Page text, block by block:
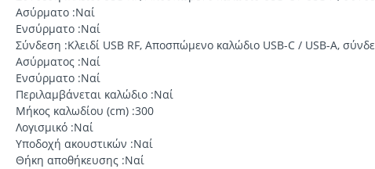
Ασύρματο :Ναί
Ενσύρματο :Ναί
Σύνδεση :Κλειδί USB RF, Αποσπώμενο καλώδιο USB-C / USB-A,
Ασύρματος :Ναί
Ενσύρματο :Ναί
Περιλαμβάνεται καλώδιο :Ναί
Μήκος καλωδίου (cm) :300
Λογισμικό :Ναί
Υποδοχή ακουστικών :Ναί
Θήκη αποθήκευσης :Ναί